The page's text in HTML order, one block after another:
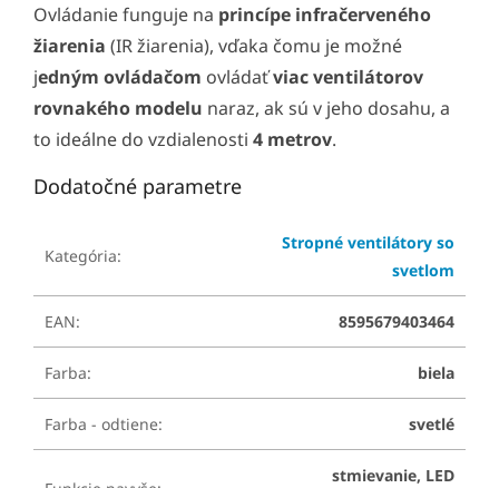
Ovládanie funguje na princípe infračerveného
žiarenia (IR žiarenia), vďaka čomu je možné
jedným ovládačom ovládaťviac ventilátorov
rovnakého modelu naraz, ak sú v jeho dosahu, a
to ideálne do vzdialenosti 4 metrov.
Dodatočné parametre
Kategória:
Stropné ventilátory so
svetlom
EAN: 8595679403464
Farba: biela
Farba - odtiene: svetlé
stmievanie, LED